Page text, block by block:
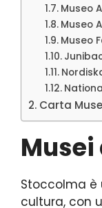
Museo
Museo
Museo
Carta
Stoccolma
cultura, con